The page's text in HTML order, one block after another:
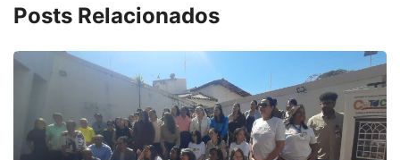
Posts Relacionados